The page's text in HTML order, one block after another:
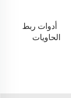
أدوات ربط
الحاويات